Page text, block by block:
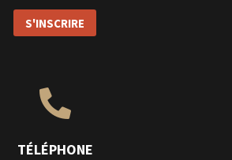
S'INSCRIRE

TÉLÉPHONE